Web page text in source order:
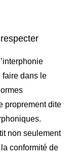
faire dans le
proprement dite
non seulement
conformité de